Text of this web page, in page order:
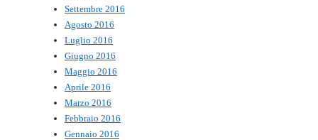
Settembre 2016
Agosto 2016
Luglio 2016
Giugno 2016
Maggio 2016
Aprile 2016
Marzo 2016
Febbraio 2016
Gennaio 2016